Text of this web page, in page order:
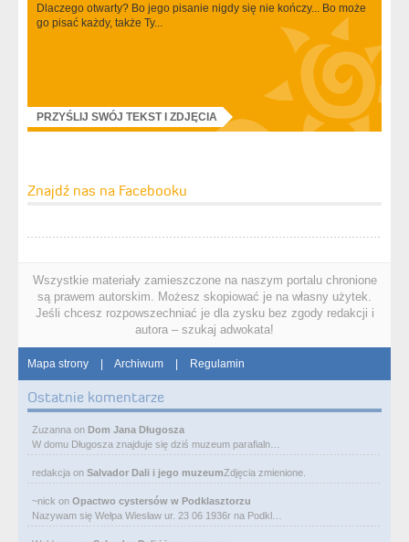
Dlaczego otwarty? Bo jego pisanie nigdy się nie kończy... Bo może
go pisać każdy, także Ty...
PRZYŚLIJ SWÓJ TEKST I ZDJĘCIA
Znajdź nas na Facebooku
Wszystkie materiały zamieszczone na naszym portalu chronione
są prawem autorskim. Możesz skopiować je na własny użytek.
Jeśli chcesz rozpowszechniać je dla zysku bez zgody redakcji i
autora – szukaj adwokata!
Mapa strony | Archiwum | Regulamin
Ostatnie komentarze
Zuzanna on Dom Jana Długosza
W domu Długosza znajduje się dziś muzeum parafialn…
redakcja on Salvador Dali i jego muzeumZdjęcia zmienione.
~nick on Opactwo cystersów w Podklasztorzu
Nazywam się Wełpa Wiesław ur. 23 06 1936r na Podkl…